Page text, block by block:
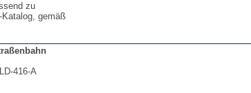
zu
gemäß
416-A